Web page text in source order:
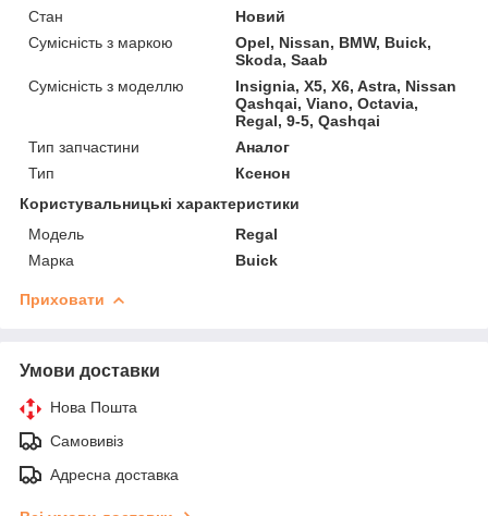
Стан
Новий
Сумісність з маркою
Opel, Nissan, BMW, Buick,
Skoda, Saab
Сумісність з моделлю
Insignia, X5, X6, Astra, Nissan
Qashqai, Viano, Octavia,
Regal, 9-5, Qashqai
Тип запчастини
Аналог
Тип
Ксенон
Користувальницькі характеристики
Мoдель
Regal
Марка
Buick
Приховати
Умови доставки
Нова Пошта
Самовивіз
Адресна доставка